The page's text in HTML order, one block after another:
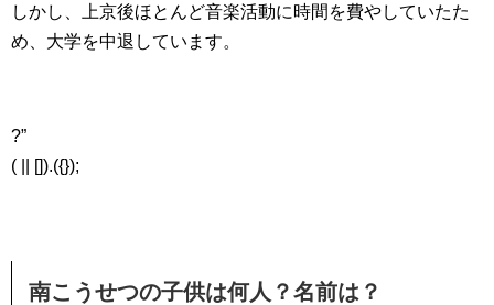
しかし、上京後ほとんど音楽活動に時間を費やしていたた
め、大学を中退しています。
?”
( || []).({});
南こうせつの子供は何人？名前は？